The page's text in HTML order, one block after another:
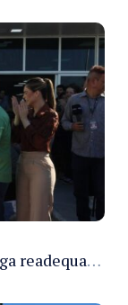
Governador Roberto Cidade entrega readequação do ambulatório da FCecon e amplia capacidade de atendimento oncológico em Manaus